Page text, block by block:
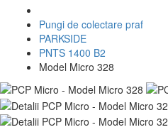
Pungi de colectare praf
PARKSIDE
PNTS 1400 B2
Model Micro 328